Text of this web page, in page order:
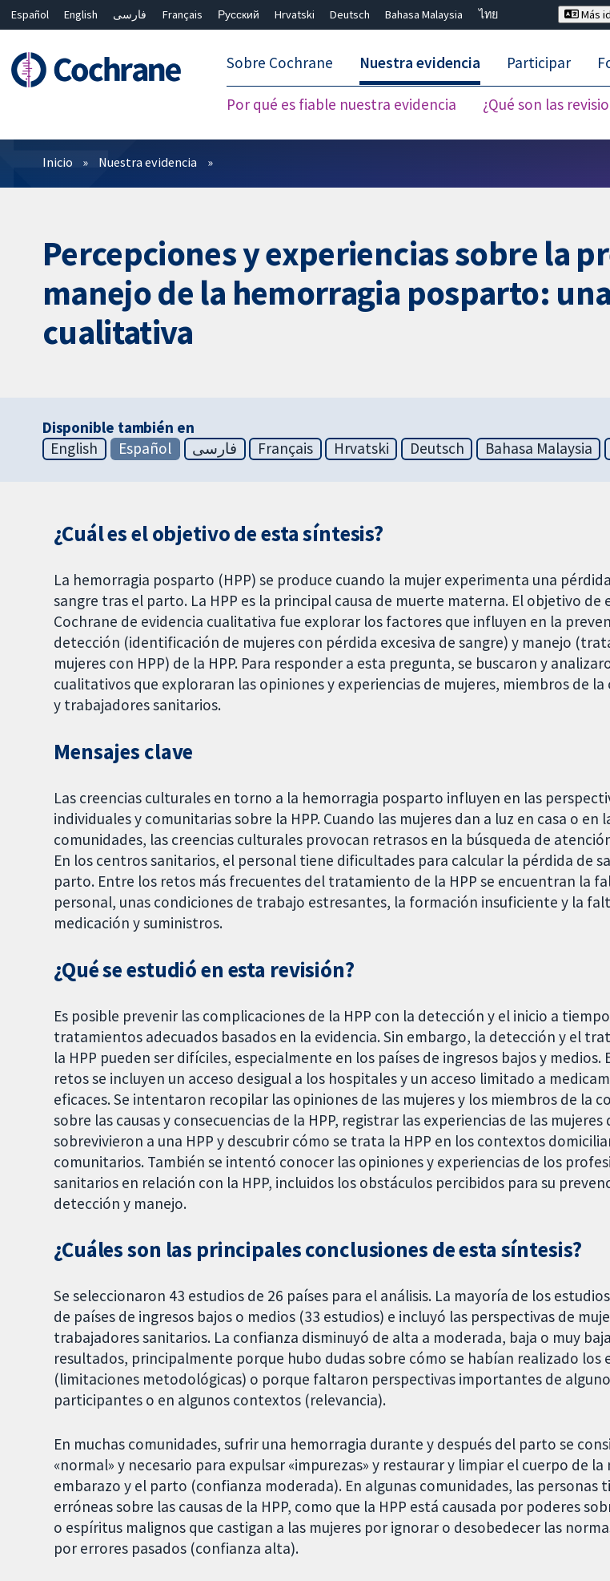
Español English فارسی Français Русский Hrvatski Deutsch Bahasa Malaysia
ไทย
Más
Sobre Cochrane Nuestra evidencia
Por qué es fiable nuestra evidencia ¿Qué son las
Participar
Filtros
Inicio Nuestra evidencia
Percepciones y experiencias sobre la
manejo de la hemorragia posparto:
cualitativa
Disponible también en
English
Español فارسی Français Hrvatski Deutsch Bahasa Malaysia
¿Cuál es el objetivo de esta síntesis?
La hemorragia posparto (HPP) se produce cuando la mujer experimenta una
sangre tras el parto. La HPP es la principal causa de muerte materna. El objetivo de
Cochrane de evidencia cualitativa fue explorar los factores que influyen en la
detección (identificación de mujeres con pérdida excesiva de sangre) y manejo
mujeres con HPP) de la HPP. Para responder a esta pregunta, se buscaron y
cualitativos que exploraran las opiniones y experiencias de mujeres, miembros de la
y trabajadores sanitarios.
Mensajes clave
Las creencias culturales en torno a la hemorragia posparto influyen en las
individuales y comunitarias sobre la HPP. Cuando las mujeres dan a luz en casa o en
comunidades, las creencias culturales provocan retrasos en la búsqueda de
En los centros sanitarios, el personal tiene dificultades para calcular la pérdida de
parto. Entre los retos más frecuentes del tratamiento de la HPP se encuentran la
personal, unas condiciones de trabajo estresantes, la formación insuficiente y la
medicación y suministros.
¿Qué se estudió en esta revisión?
Es posible prevenir las complicaciones de la HPP con la detección y el inicio a
tratamientos adecuados basados en la evidencia. Sin embargo, la detección y el
la HPP pueden ser difíciles, especialmente en los países de ingresos bajos y medios.
retos se incluyen un acceso desigual a los hospitales y un acceso limitado a
eficaces. Se intentaron recopilar las opiniones de las mujeres y los miembros de la
sobre las causas y consecuencias de la HPP, registrar las experiencias de las mujeres
sobrevivieron a una HPP y descubrir cómo se trata la HPP en los contextos
comunitarios. También se intentó conocer las opiniones y experiencias de los
sanitarios en relación con la HPP, incluidos los obstáculos percibidos para su
detección y manejo.
¿Cuáles son las principales conclusiones de esta síntesis?
Se seleccionaron 43 estudios de 26 países para el análisis. La mayoría de los
de países de ingresos bajos o medios (33 estudios) e incluyó las perspectivas de
trabajadores sanitarios. La confianza disminuyó de alta a moderada, baja o muy
resultados, principalmente porque hubo dudas sobre cómo se habían realizado los
(limitaciones metodológicas) o porque faltaron perspectivas importantes de
participantes o en algunos contextos (relevancia).
En muchas comunidades, sufrir una hemorragia durante y después del parto se
«normal» y necesario para expulsar «impurezas» y restaurar y limpiar el cuerpo de
embarazo y el parto (confianza moderada). En algunas comunidades, las personas
erróneas sobre las causas de la HPP, como que la HPP está causada por poderes
o espíritus malignos que castigan a las mujeres por ignorar o desobedecer las
por errores pasados (confianza alta).